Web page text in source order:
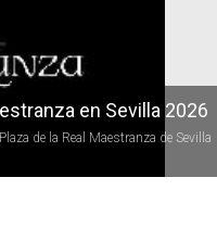
en Sevilla 2026
de la Real Maestranza de Sevilla